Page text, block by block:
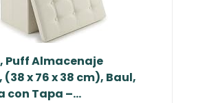
Puff Almacenaje
x 76 x 38 cm), Baul,
con Tapa –...